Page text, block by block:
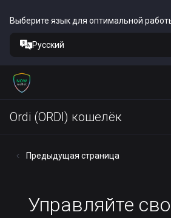
Выберите язык для оптимальной
Русский
Ordi (ORDI) кошелёк
Предыдущая страница
Управляйте